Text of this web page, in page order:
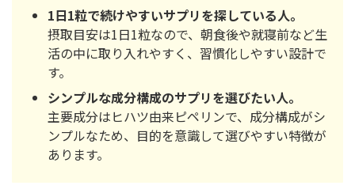
1日1粒で続けやすいサプリを探している人。
摂取目安は1日1粒なので、朝食後や就寝前など生
活の中に取り入れやすく、習慣化しやすい設計で
す。
シンプルな成分構成のサプリを選びたい人。
主要成分はヒハツ由来ピペリンで、成分構成がシ
ンプルなため、目的を意識して選びやすい特徴が
あります。